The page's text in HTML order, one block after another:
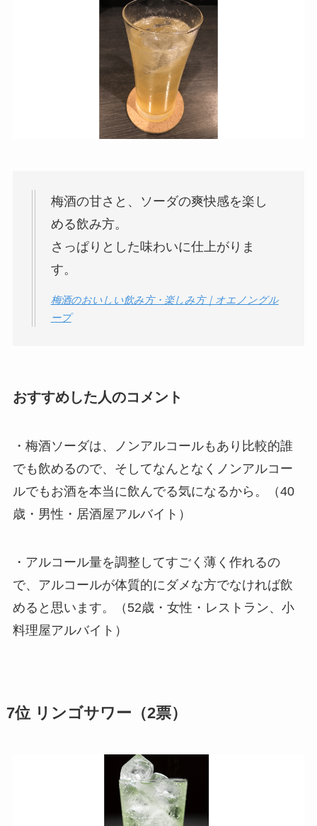
梅酒の甘さと、ソーダの爽快感を楽し
める飲み方。
さっぱりとした味わいに仕上がりま
す。
梅酒のおいしい飲み方・楽しみ方｜オエノングル
ープ
おすすめした人のコメント
・梅酒ソーダは、ノンアルコールもあり比較的誰
でも飲めるので、そしてなんとなくノンアルコー
ルでもお酒を本当に飲んでる気になるから。（40
歳・男性・居酒屋アルバイト）
・アルコール量を調整してすごく薄く作れるの
で、アルコールが体質的にダメな方でなければ飲
めると思います。（52歳・女性・レストラン、小
料理屋アルバイト）
7位 リンゴサワー（2票）